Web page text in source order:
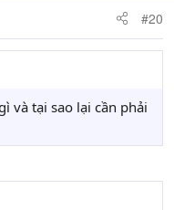
#20
và tại sao lại cần phải